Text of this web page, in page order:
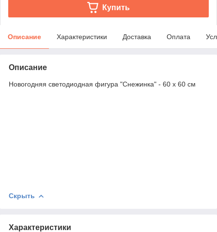
Купить
Описание Характеристики Доставка Оплата
Описание
Новогодняя светодиодная фигура "Снежинка" - 60 х 60 см
Скрыть
Характеристики